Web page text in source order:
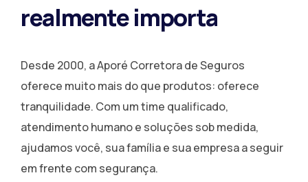
realmente importa
Desde 2000, a Aporé Corretora de Seguros
oferece muito mais do que produtos: oferece
tranquilidade. Com um time qualificado,
atendimento humano e soluções sob medida,
ajudamos você, sua família e sua empresa a seguir
em frente com segurança.